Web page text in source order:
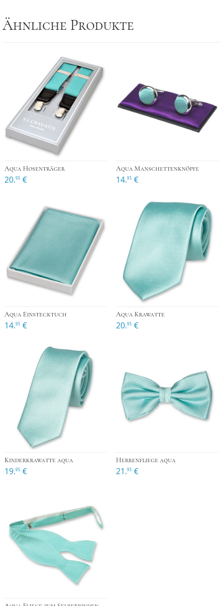
Ähnliche Produkte
Aqua Hosenträger
20.95 €
Aqua Manschettenknöpfe
14.95 €
Aqua Einstecktuch
14.95 €
Aqua Krawatte
20.95 €
Kinderkrawatte aqua
19.95 €
Herrenfliege aqua
21.95 €